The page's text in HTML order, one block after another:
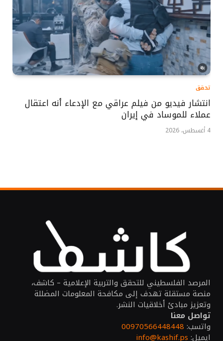
تحقق
انتشار فيديو من فيلم عراقي مع الإدعاء أنه اعتقال
عملاء للموساد في إيران
4 أغسطس، 2026
المرصد الفلسطيني للتحقق والتربية الإعلامية – كاشف،
منصة مستقلة تهدف إلى مكافحة المعلومات المضللة
وتعزيز مبادئ أخلاقيات النشر.
تواصل معنا
واتسب: 00970566448448
ايميل: info@kashif.ps